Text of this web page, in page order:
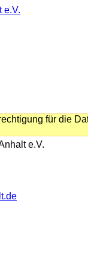
für die
e.V.